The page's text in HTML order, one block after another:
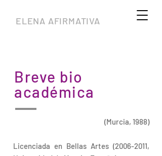
ELENA AFIRMATIVA
Breve bio
académica
(Murcia, 1988)
Licenciada en Bellas Artes (2006-2011,